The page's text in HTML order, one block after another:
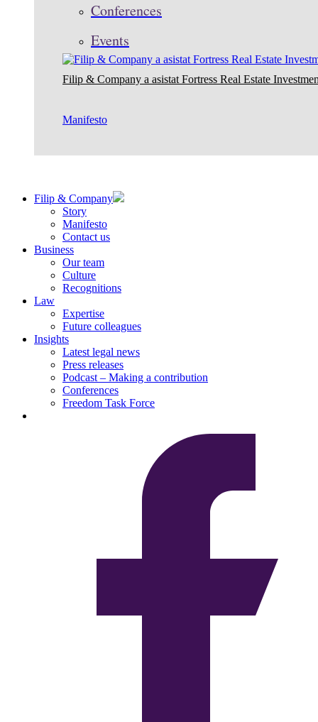
Conferences
Events
Filip & Company a asistat Fortress Real Estate
Manifesto
Filip & Company
Story
Manifesto
Contact us
Business
Our team
Culture
Recognitions
Law
Expertise
Future colleagues
Insights
Latest legal news
Press releases
Podcast – Making a contribution
Conferences
Freedom Task Force